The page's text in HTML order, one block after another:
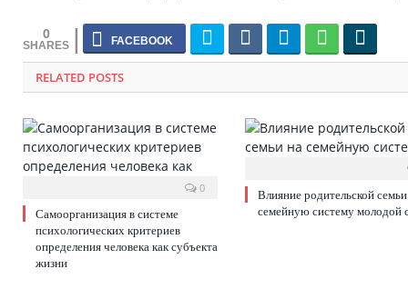
0
RELATED POSTS
0
Самоорганизация в системе
психологических критериев
определения человека как субъекта
жизни
Влияние родительской
семейную систему молодой